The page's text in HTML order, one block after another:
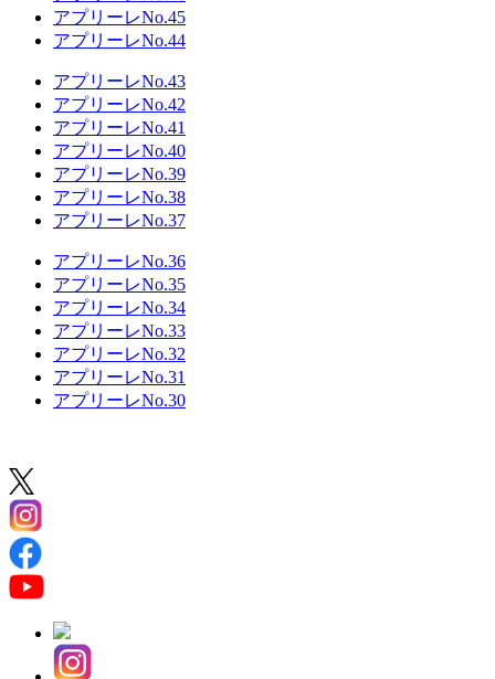
アプリーレNo.45
アプリーレNo.44
アプリーレNo.43
アプリーレNo.42
アプリーレNo.41
アプリーレNo.40
アプリーレNo.39
アプリーレNo.38
アプリーレNo.37
アプリーレNo.36
アプリーレNo.35
アプリーレNo.34
アプリーレNo.33
アプリーレNo.32
アプリーレNo.31
アプリーレNo.30